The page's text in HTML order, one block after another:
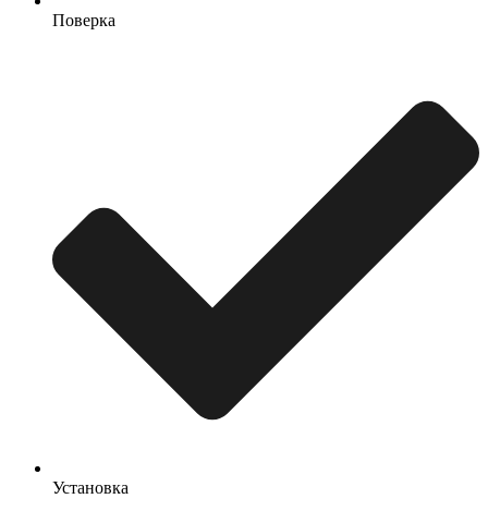
Поверка
Установка